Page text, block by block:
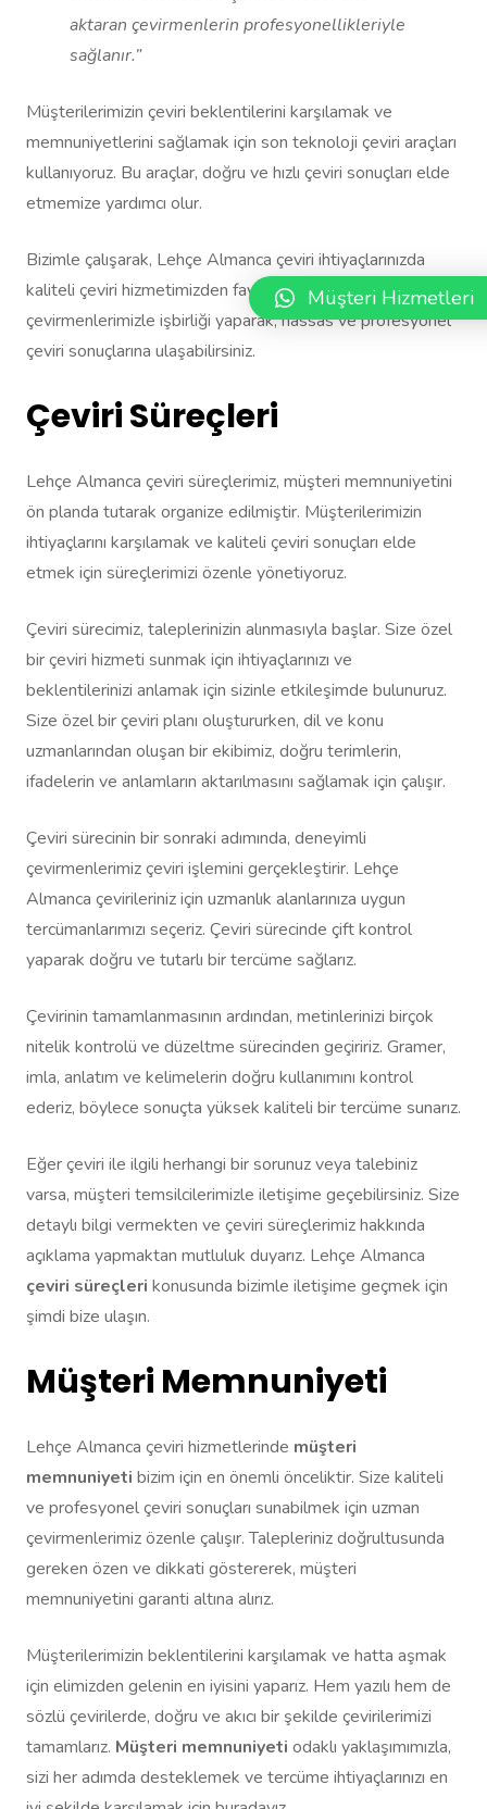
aktaran çevirmenlerin profesyonellikleriyle
sağlanır.”
Müşterilerimizin çeviri beklentilerini karşılamak ve
memnuniyetlerini sağlamak için son teknoloji çeviri araçları
kullanıyoruz. Bu araçlar, doğru ve hızlı çeviri sonuçları elde
etmemize yardımcı olur.
Bizimle çalışarak, Lehçe Almanca çeviri ihtiyaçlarınızda
kaliteli çeviri hizmetimizden faydalanabilirsiniz. Uzman
çevirmenlerimizle işbirliği yaparak, hassas ve profesyonel
çeviri sonuçlarına ulaşabilirsiniz.
Çeviri Süreçleri
Lehçe Almanca çeviri süreçlerimiz, müşteri memnuniyetini
ön planda tutarak organize edilmiştir. Müşterilerimizin
ihtiyaçlarını karşılamak ve kaliteli çeviri sonuçları elde
etmek için süreçlerimizi özenle yönetiyoruz.
Çeviri sürecimiz, taleplerinizin alınmasıyla başlar. Size özel
bir çeviri hizmeti sunmak için ihtiyaçlarınızı ve
beklentilerinizi anlamak için sizinle etkileşimde bulunuruz.
Size özel bir çeviri planı oluştururken, dil ve konu
uzmanlarından oluşan bir ekibimiz, doğru terimlerin,
ifadelerin ve anlamların aktarılmasını sağlamak için çalışır.
Çeviri sürecinin bir sonraki adımında, deneyimli
çevirmenlerimiz çeviri işlemini gerçekleştirir. Lehçe
Almanca çevirileriniz için uzmanlık alanlarınıza uygun
tercümanlarımızı seçeriz. Çeviri sürecinde çift kontrol
yaparak doğru ve tutarlı bir tercüme sağlarız.
Çevirinin tamamlanmasının ardından, metinlerinizi birçok
nitelik kontrolü ve düzeltme sürecinden geçiririz. Gramer,
imla, anlatım ve kelimelerin doğru kullanımını kontrol
ederiz, böylece sonuçta yüksek kaliteli bir tercüme sunarız.
Eğer çeviri ile ilgili herhangi bir sorunuz veya talebiniz
varsa, müşteri temsilcilerimizle iletişime geçebilirsiniz. Size
detaylı bilgi vermekten ve çeviri süreçlerimiz hakkında
açıklama yapmaktan mutluluk duyarız. Lehçe Almanca
çeviri süreçleri konusunda bizimle iletişime geçmek için
şimdi bize ulaşın.
Müşteri Memnuniyeti
Lehçe Almanca çeviri hizmetlerinde müşteri
memnuniyeti bizim için en önemli önceliktir. Size kaliteli
ve profesyonel çeviri sonuçları sunabilmek için uzman
çevirmenlerimiz özenle çalışır. Talepleriniz doğrultusunda
gereken özen ve dikkati göstererek, müşteri
memnuniyetini garanti altına alırız.
Müşterilerimizin beklentilerini karşılamak ve hatta aşmak
için elimizden gelenin en iyisini yaparız. Hem yazılı hem de
sözlü çevirilerde, doğru ve akıcı bir şekilde çevirilerimizi
tamamlarız. Müşteri memnuniyeti odaklı yaklaşımımızla,
sizi her adımda desteklemek ve tercüme ihtiyaçlarınızı en
Müşteri Hizmetleri